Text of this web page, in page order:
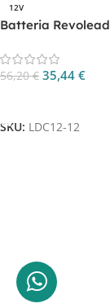
12V
Batteria Revolead
56,20€ 35,44 €
SKU: LDC12-12